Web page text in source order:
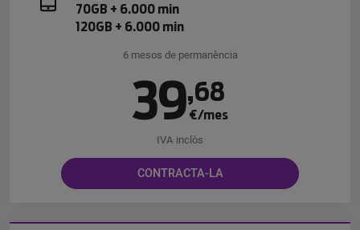
70GB + 6.000 min
120GB + 6.000 min
6 mesos de permanència
39,68
€/mes
IVA inclòs
CONTRACTA-LA